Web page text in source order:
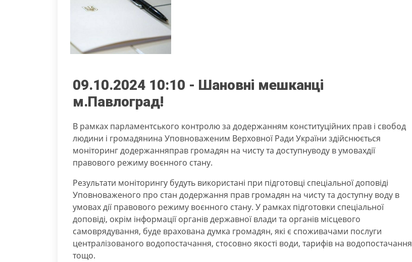
09.10.2024 10:10 - Шановні мешканці
м.Павлоград!
В рамках парламентського контролю за додержанням конституційних прав і свобод
людини і громадянина Уповноваженим Верховної Ради України здійснюється
моніторинг додержанняправ громадян на чисту та доступнуводу в умовахдії
правового режиму воєнного стану.
Результати моніторингу будуть використані при підготовці спеціальної доповіді
Уповноваженого про стан додержання прав громадян на чисту та доступну воду в
умовах дії правового режиму воєнного стану. У рамках підготовки спеціальної
доповіді, окрім інформації органів державної влади та органів місцевого
самоврядування, буде врахована думка громадян, які є споживачами послуги
централізованого водопостачання, стосовно якості води, тарифів на водопостачання
тощо.